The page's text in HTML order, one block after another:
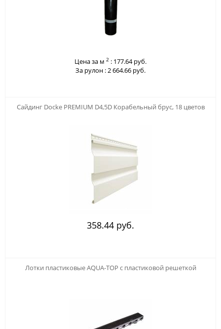
Цена за м 2 : 177.64 руб.
За рулон :2 664.66 руб.
Сайдинг Docke PREMIUM D4,5D Корабельный брус, 18 цветов
358.44 руб.
Лотки пластиковые AQUA-TOP с пластиковой решеткой